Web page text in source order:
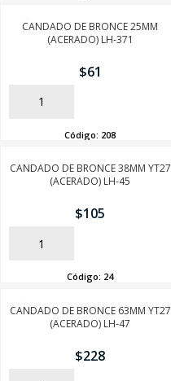
CANDADO DE BRONCE 25MM
(ACERADO) LH-371
$61
AÑADIR
Código: 208
CANDADO DE BRONCE 38MM YT27
(ACERADO) LH-45
$105
AÑADIR
Código: 24
CANDADO DE BRONCE 63MM YT27
(ACERADO) LH-47
$228